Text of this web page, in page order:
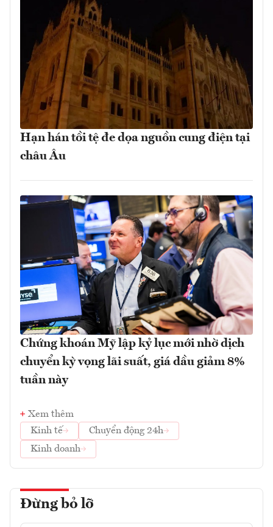
Hạn hán tồi tệ đe dọa nguồn cung điện tại
châu Âu
Chứng khoán Mỹ lập kỷ lục mới nhờ dịch
chuyển kỳ vọng lãi suất, giá dầu giảm 8%
tuần này
Xem thêm
Kinh tế
Chuyển động 24h
Kinh doanh
Đừng bỏ lỡ